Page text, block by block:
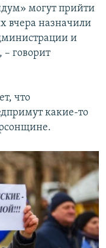
могут прийти
вчера назначили
и
– говорит
что
какие-то